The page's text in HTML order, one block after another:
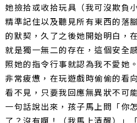
她撿拾或收拾玩具（我可沒欺負
精準記住以及聽見所有東西的落
的默契，久了之後她開始明白，
就是獨一無二的存在，這個安全
照她的指令行事就認為我不愛她
非常疲憊，在玩遊戲時偷偷的看
看不見，只要我回應無異狀不可
一句話說出來，孩子馬上問「你
了？沒有啊！（我馬上清醒）」